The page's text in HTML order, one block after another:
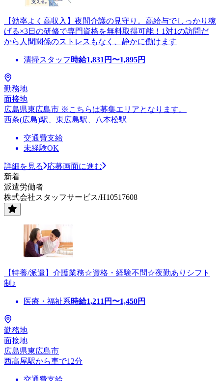
【効率よく高収入】夜間介護の見守り。高給与でしっかり稼
げる×3日の研修で専門資格を無料取得可能！1対1の訪問だ
から人間関係のストレスもなく、静かに働けます
清掃スタッフ 時給1,831 円〜1,895円
勤務地
面接地
広島県東広島市 ※こちらは募集エリアとなります。
西条(広島)駅、東広島駅、八本松駅
交通費支給
未経験OK
詳細を見る
応募画面に進む
新着
派遣労働者
株式会社スタッフサービス/H10517608
【特養/派遣】介護業務☆資格・経験不問☆夜勤ありシフト
制♪
医療・福祉系時給1,211 円〜1,450円
勤務地
面接地
広島県東広島市
西高屋駅から車で12分
交通費支給